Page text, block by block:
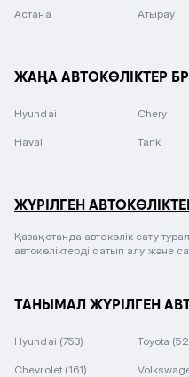
Астана Атырау
ЖАҢА АВТОКӨЛІКТЕР
Hyundai Chery
Haval Tank
ЖҮРІЛГЕН
Қазақстанда автокөлік сату
автокөліктерді сатып алу және
ТАНЫМАЛ ЖҮРІЛГЕН
Hyundai (753) Toyota
Chevrolet (161)